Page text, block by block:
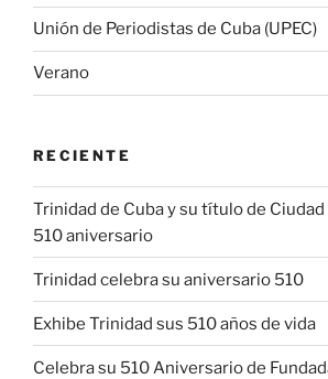
Unión de Periodistas de Cuba (UPEC)
Verano
RECIENTE
Trinidad de Cuba y su título de
510 aniversario
Trinidad celebra su aniversario 510
Exhibe Trinidad sus 510 años de vida
Celebra su 510 Aniversario de